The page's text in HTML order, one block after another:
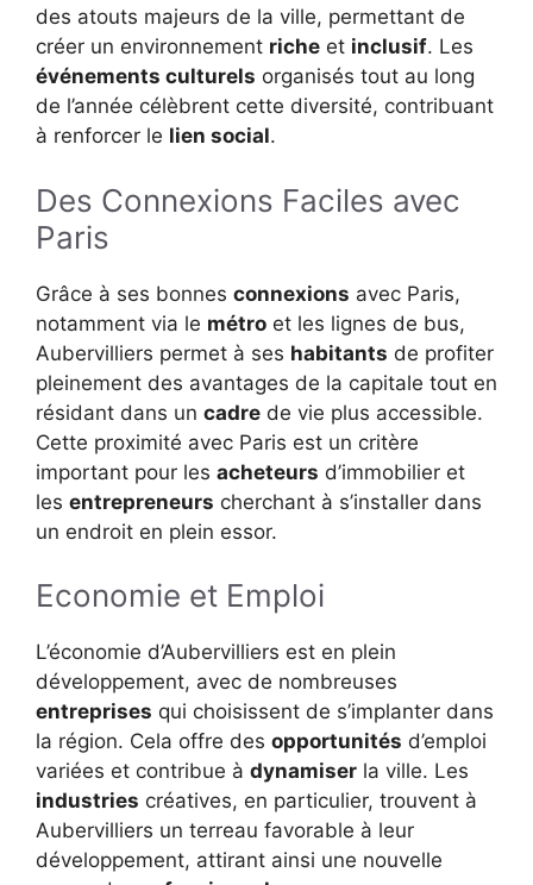
des atouts majeurs de la ville, permettant de
créer un environnement riche et inclusif. Les
événements culturels organisés tout au long
de l’année célèbrent cette diversité, contribuant
à renforcer le lien social.
Des Connexions Faciles avec
Paris
Grâce à ses bonnes connexions avec Paris,
notamment via le métro et les lignes de bus,
Aubervilliers permet à ses habitants de profiter
pleinement des avantages de la capitale tout en
résidant dans un cadre de vie plus accessible.
Cette proximité avec Paris est un critère
important pour les acheteurs d’immobilier et
les entrepreneurs cherchant à s’installer dans
un endroit en plein essor.
Economie et Emploi
L’économie d’Aubervilliers est en plein
développement, avec de nombreuses
entreprises qui choisissent de s’implanter dans
la région. Cela offre des opportunités d’emploi
variées et contribue à dynamiser la ville. Les
industries créatives, en particulier, trouvent à
Aubervilliers un terreau favorable à leur
développement, attirant ainsi une nouvelle